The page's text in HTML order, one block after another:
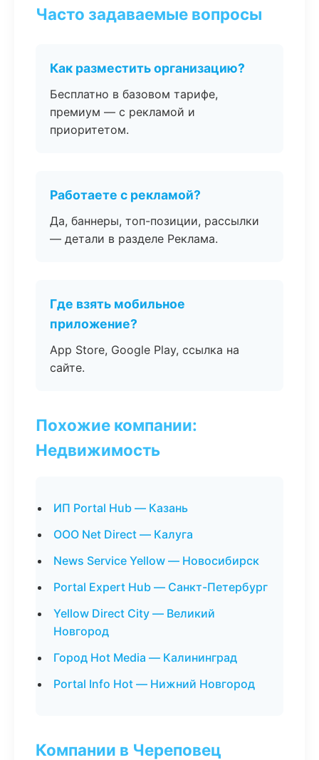
Часто задаваемые вопросы
Как разместить организацию?
Бесплатно в базовом тарифе,
премиум — с рекламой и
приоритетом.
Работаете с рекламой?
Да, баннеры, топ-позиции, рассылки
— детали в разделе Реклама.
Где взять мобильное
приложение?
App Store, Google Play, ссылка на
сайте.
Похожие компании:
Недвижимость
ИП Portal Hub — Казань
ООО Net Direct — Калуга
News Service Yellow — Новосибирск
Portal Expert Hub — Санкт-Петербург
Yellow Direct City — Великий
Новгород
Город Hot Media — Калининград
Portal Info Hot — Нижний Новгород
Компании в Череповец